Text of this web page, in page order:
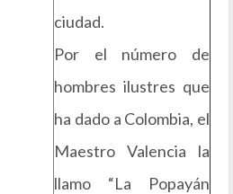
ciudad.
Por el número de
hombres ilustres que
ha dado a Colombia, el
Maestro Valencia la
llamo “La Popayán